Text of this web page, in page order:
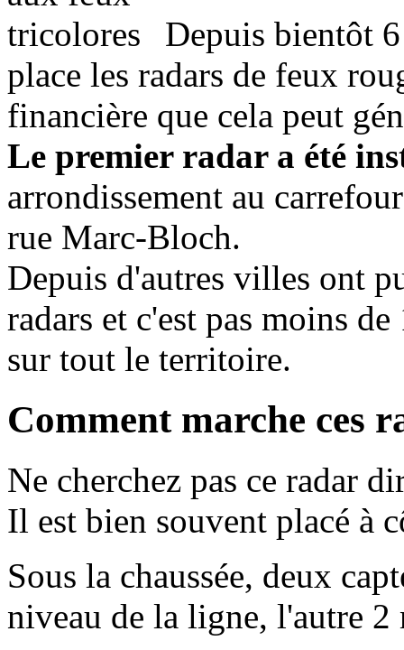
Depuis bientôt
place les radars de feux
financière que cela peut
Le premier radar a été
arrondissement au
rue Marc-Bloch.
Depuis d'autres villes ont
radars et c'est pas moins
sur tout le territoire.
Comment marche ces
Ne cherchez pas ce radar
Il est bien souvent placé à
Sous la chaussée, deux
niveau de la ligne, l'autre 2